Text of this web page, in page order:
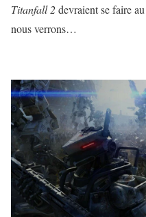
Titanfall 2devraient se faire au
nous verrons…